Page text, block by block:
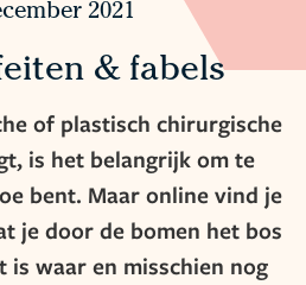
2021
& fabels
of plastisch chirurgische
is het belangrijk om te
bent. Maar online vind je
je door de bomen het bos
is waar en misschien nog